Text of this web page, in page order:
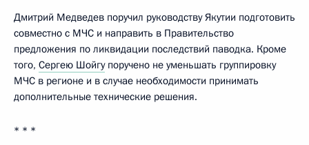
Дмитрий Медведев поручил руководству Якутии подготовить
совместно с МЧС и направить в Правительство
предложения по ликвидации последствий паводка. Кроме
того, Сергею Шойгупоручено не уменьшать группировку
МЧС в регионе и в случае необходимости принимать
дополнительные технические решения.
* * *